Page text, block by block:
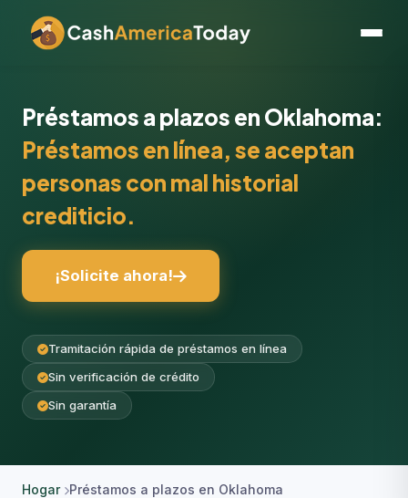
Préstamos a plazos en Oklahoma:
Préstamos en línea, se aceptan
personas con mal historial
crediticio.
¡Solicite ahora!
Tramitación rápida de préstamos en línea
Sin verificación de crédito
Sin garantía
Hogar Préstamos a plazos en Oklahoma